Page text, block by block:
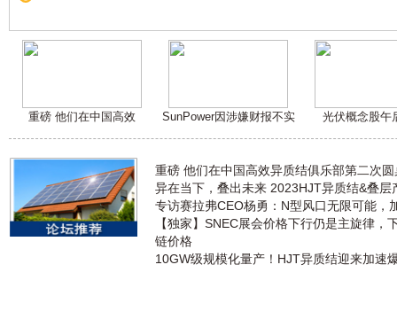
重磅 他们在中国高效 SunPower因涉嫌财报不实 光伏概念股午
重磅 他们在中国高效异质结俱乐部第二次
异在当下，叠出未来 2023HJT异质结&叠层
专访赛拉弗CEO杨勇：N型风口无限可能，
【独家】SNEC展会价格下行仍是主旋律，
链价格
10GW级规模化量产！HJT异质结迎来加速